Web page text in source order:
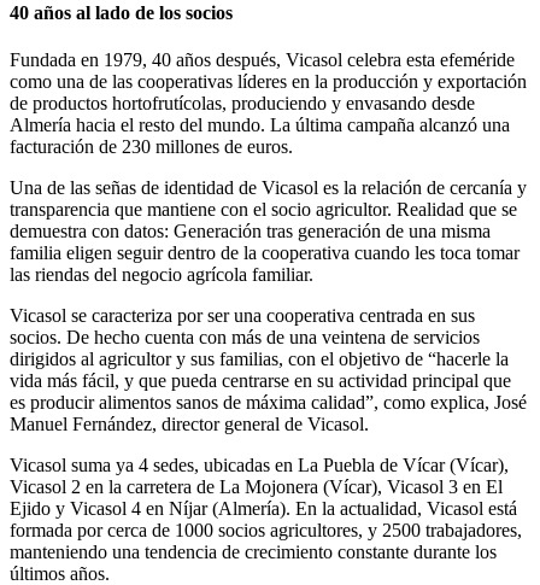
40 años al lado de los socios
Fundada en 1979, 40 años después, Vicasol celebra esta efeméride
como una de las cooperativas líderes en la producción y exportación
de productos hortofrutícolas, produciendo y envasando desde
Almería hacia el resto del mundo. La última campaña alcanzó una
facturación de 230 millones de euros.
Una de las señas de identidad de Vicasol es la relación de cercanía y
transparencia que mantiene con el socio agricultor. Realidad que se
demuestra con datos: Generación tras generación de una misma
familia eligen seguir dentro de la cooperativa cuando les toca tomar
las riendas del negocio agrícola familiar.
Vicasol se caracteriza por ser una cooperativa centrada en sus
socios. De hecho cuenta con más de una veintena de servicios
dirigidos al agricultor y sus familias, con el objetivo de “hacerle la
vida más fácil, y que pueda centrarse en su actividad principal que
es producir alimentos sanos de máxima calidad”, como explica, José
Manuel Fernández, director general de Vicasol.
Vicasol suma ya 4 sedes, ubicadas en La Puebla de Vícar (Vícar),
Vicasol 2 en la carretera de La Mojonera (Vícar), Vicasol 3 en El
Ejido y Vicasol 4 en Níjar (Almería). En la actualidad, Vicasol está
formada por cerca de 1000 socios agricultores, y 2500 trabajadores,
manteniendo una tendencia de crecimiento constante durante los
últimos años.